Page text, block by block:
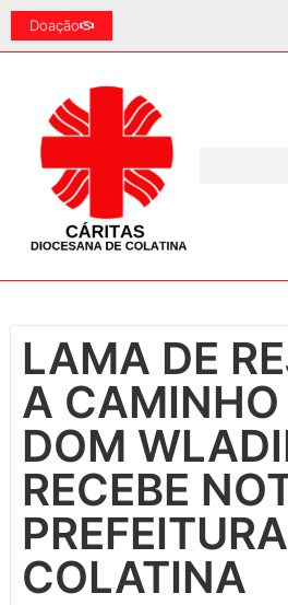
Doação
LAMA DE
A CAMINHO
DOM
RECEBE
COLATINA